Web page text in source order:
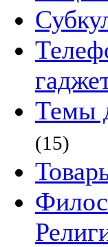
Темы
(15)